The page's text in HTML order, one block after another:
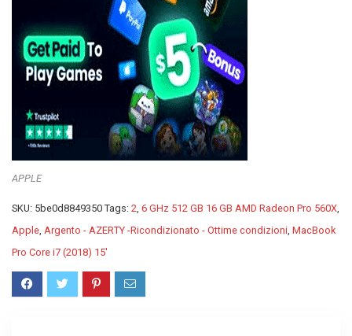
APPLE
SKU: 5be0d8849350 Tags: 2, 6 GHz 512 GB 16 GB AMD Radeon Pro 560X,
Apple, Argento - AZERTY -Ricondizionato - Ottime condizioni, MacBook
Pro Core i7 (2018) 15'